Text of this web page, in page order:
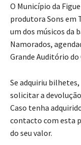
O Município da
produtora Sons em
um dos músicos da
Namorados,
Grande Auditório do
Se adquiriu
solicitar a
Caso tenha
contacto com esta
do seu valor.